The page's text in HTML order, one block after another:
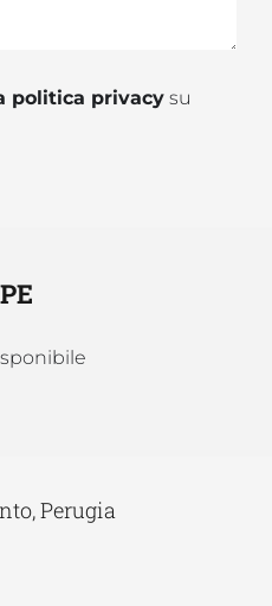
politica privacy su
Perugia